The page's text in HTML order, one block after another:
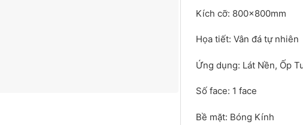
Kích cỡ: 800x800mm
Họa tiết: Vân đá tự nhiên
Ứng dụng: Lát Nền, Ốp
Số face: 1 face
Bề mặt: Bóng Kính